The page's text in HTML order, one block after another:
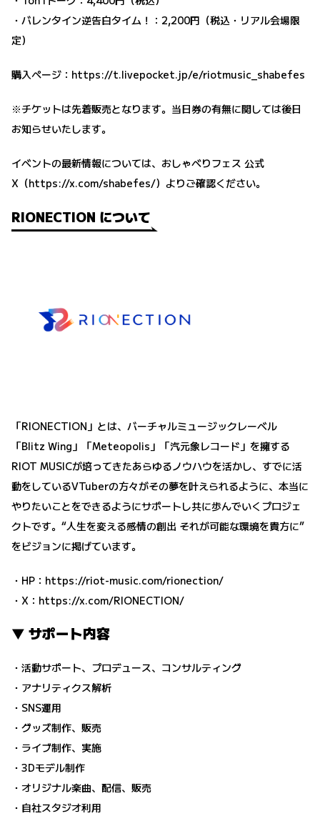
・バレンタイン逆告白タイム！：2,200円（税込・リアル会場限
定）
購入ページ： https://t.livepocket.jp/e/riotmusic_shabefes
※チケットは先着販売となります。当日券の有無に関しては後日
お知らせいたします。
イベントの最新情報については、おしゃべりフェス 公式
X（https://x.com/shabefes/）よりご確認ください。
RIONECTION について
「RIONECTION」とは、バーチャルミュージックレーベル
「Blitz Wing」「Meteopolis」「汽元象レコード」を擁する
RIOT MUSICが培ってきたあらゆるノウハウを活かし、すでに活
動をしているVTuberの方々がその夢を叶えられるように、本当に
やりたいことをできるようにサポートし共に歩んでいくプロジェ
クトです。“人生を変える感情の創出 それが可能な環境を貴方に”
をビジョンに掲げています。
・HP： https://riot-music.com/rionection/
・X： https://x.com/RIONECTION/
▼ サポート内容
・活動サポート、プロデュース、コンサルティング
・アナリティクス解析
・SNS運用
・グッズ制作、販売
・ライブ制作、実施
・3Dモデル制作
・オリジナル楽曲、配信、販売
・自社スタジオ利用